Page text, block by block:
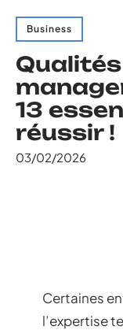
Business
Qualités
13
réussir !
03/02/2026
Certaines
l’expertise